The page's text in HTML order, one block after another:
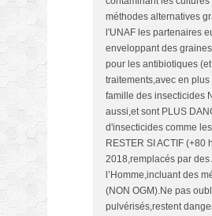
méthodes alternatives
l'UNAF les partenaires
enveloppant des
pour les antibiotiques
traitements,avec en
famille des insecticides
aussi,et sont PLUS
d'insecticides comme
RESTER SI ACTIF
2018,remplacés par
l’Homme,incluant des
(NON OGM).Ne pas
pulvérisés,restent